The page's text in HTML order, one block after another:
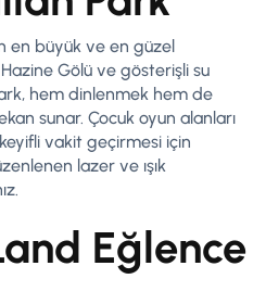
en büyük ve en güzel
Gölü ve gösterişli su
hem dinlenmek hem de
sunar. Çocuk oyun alanları
vakit geçirmesi için
lazer ve ışık
Eğlence